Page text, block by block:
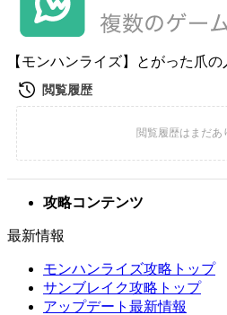
【モンハンライズ】とがった爪
攻略コンテンツ
最新情報
モンハンライズ攻略トップ
サンブレイク攻略トップ
アップデート最新情報